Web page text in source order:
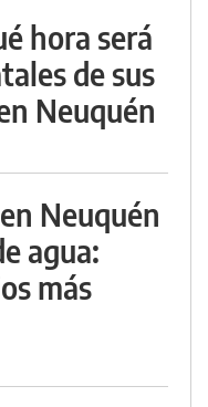
hora será
de sus
Neuquén
Neuquén
agua:
más